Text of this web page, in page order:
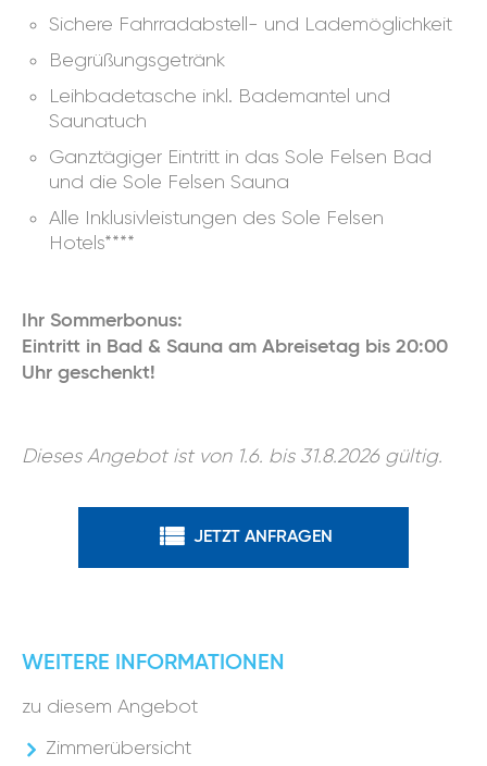
Sichere Fahrradabstell- und Lademöglichkeit
Begrüßungsgetränk
Leihbadetasche inkl. Bademantel und
Saunatuch
Ganztägiger Eintritt in das Sole Felsen Bad
und die Sole Felsen Sauna
Alle Inklusivleistungen des Sole Felsen
Hotels****
Ihr Sommerbonus:
Eintritt in Bad & Sauna am Abreisetag bis 20:00
Uhr geschenkt!
Dieses Angebot ist von 1.6. bis 31.8.2026 gültig.
JETZT ANFRAGEN
WEITERE INFORMATIONEN
zu diesem Angebot
Zimmerübersicht